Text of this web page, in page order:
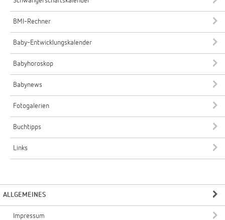
BMI-Rechner
Baby-Entwicklungskalender
Babyhoroskop
Babynews
Fotogalerien
Buchtipps
Links
ALLGEMEINES
Impressum